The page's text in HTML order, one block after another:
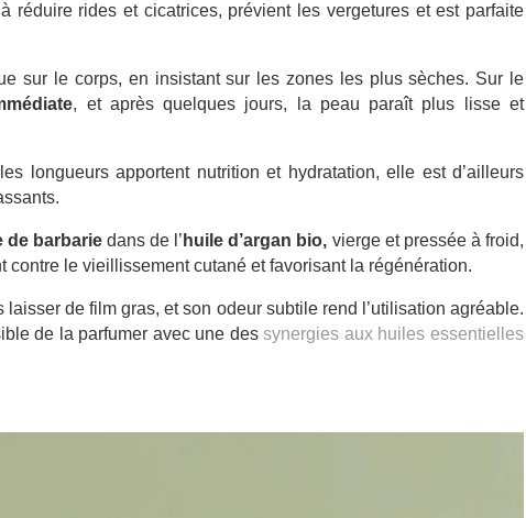
réduire rides et cicatrices, prévient les vergetures et est parfaite
sur le corps, en insistant sur les zones les plus sèches. Sur le
, et après quelques jours, la peau paraît plus lisse et
longueurs apportent nutrition et hydratation, elle est d’ailleurs
de barbariedans de l’ huile d’argan bio, vierge et pressée à froid,
contre le vieillissement cutané et favorisant la régénération.
de film gras, et son odeur subtile rend l’utilisation agréable.
de la parfumer avec une dessynergies aux huiles essentielles